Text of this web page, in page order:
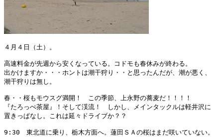
４月４日（土）。
高速料金が先週から安くなっている。コドモも春休みが終わる。
出かけますか・・・ホントは潮干狩り・・と思ったんだが、潮が悪く、
潮干狩りは無し。
春・・桜もモウスグ満開！　この季節、上永野の蕎麦だ！！！！
『たろっぺ茶屋』！そして渓流！　しかし、メインタックルは軽井沢に
置きっぱなし。これは延々ドライブか？？
9:30　東北道に乗り、栃木方面へ。蓮田ＳＡの桜はまだ咲いていない。